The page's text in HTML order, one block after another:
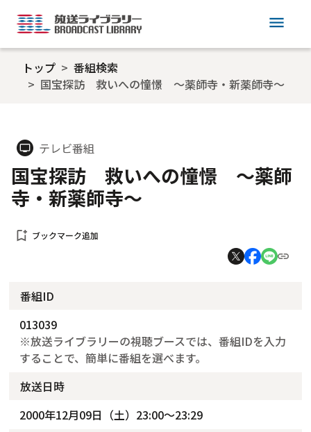
menu
トップ
番組検索
国宝探訪 救いへの憧憬 ～薬師寺・新薬師寺～
tv テレビ番組
国宝探訪 救いへの憧憬 ～薬師
寺・新薬師寺～
bookmark_add ブックマーク追加
番組ID
013039
※放送ライブラリーの視聴ブースでは、番組IDを入力
することで、簡単に番組を選べます。
放送日時
2000年12月09日（土）23:00～23:29